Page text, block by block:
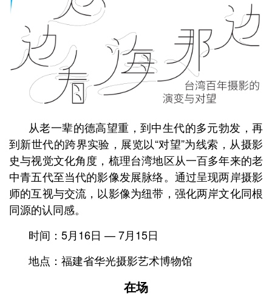
从老一辈的德高望重，到中生代的多元勃发，再
到新世代的跨界实验，展览以“对望”为线索，从摄影
史与视觉文化角度，梳理台湾地区从一百多年来的老
中青五代至当代的影像发展脉络。通过呈现两岸摄影
师的互视与交流，以影像为纽带，强化两岸文化同根
同源的认同感。
时间：5月16日 — 7月15日
地点：福建省华光摄影艺术博物馆
在场